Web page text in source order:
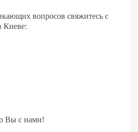
вопросов свяжитесь с
Киеве:
Вы с нами!